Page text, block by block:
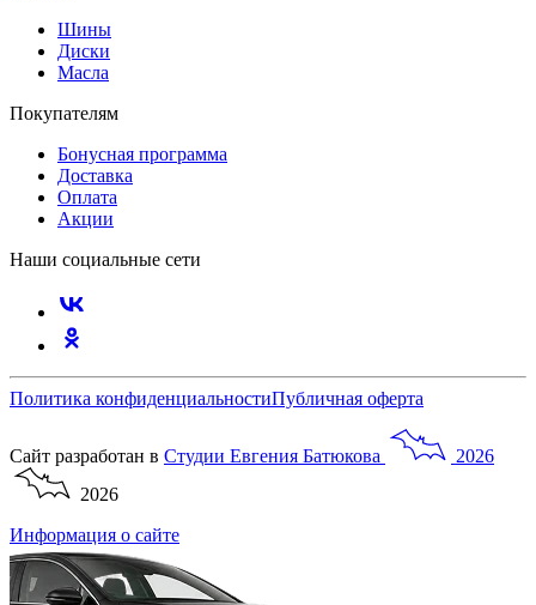
Шины
Диски
Масла
Покупателям
Бонусная программа
Доставка
Оплата
Акции
Наши социальные сети
Политика конфиденциальностиПубличная оферта
Сайт разработан в Студии Евгения Батюкова
2026
2026
Информация о сайте